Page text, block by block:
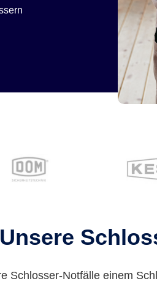
Unsere
Schlosser-Notfälle einem